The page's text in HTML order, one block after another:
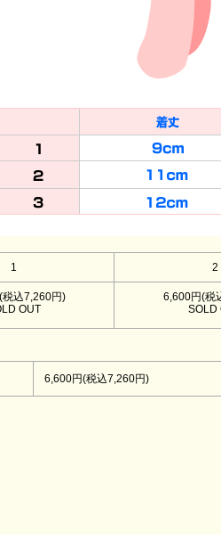
1 2
込7,260円)
OUT
6,600円(税
SOLD
6,600円(税込7,260円)